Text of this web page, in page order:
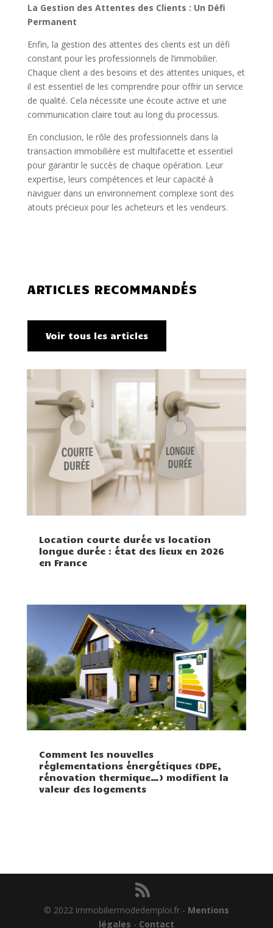
La Gestion des Attentes des Clients : Un Défi
Permanent
Enfin, la gestion des attentes des clients est un défi
constant pour les professionnels de l’immobilier.
Chaque client a des besoins et des attentes uniques, et
il est essentiel de les comprendre pour offrir un service
de qualité. Cela nécessite une écoute active et une
communication claire tout au long du processus.
En conclusion, le rôle des professionnels dans la
transaction immobilière est multifacette et essentiel
pour garantir le succès de chaque opération. Leur
expertise, leurs compétences et leur capacité à
naviguer dans un environnement complexe sont des
atouts précieux pour les acheteurs et les vendeurs.
ARTICLES RECOMMANDÉS
Voir tous les articles
Location courte durée vs location
longue durée : état des lieux en 2026
en France
Comment les nouvelles
réglementations énergétiques (DPE,
rénovation thermique…) modifient la
valeur des logements
© 2022 immobiliermodedemploi.fr - Mentions
légales - Contact